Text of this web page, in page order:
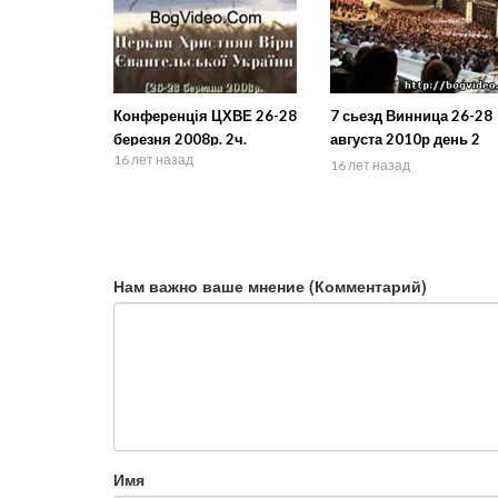
Конференція ЦХВЕ 26-28
березня 2008р. 2ч.
16 лет назад
7 сьезд Винница 26-28
августа 2010р день 2
диск 1
16 лет назад
Нам важно ваше мнение (Комментарий)
Имя